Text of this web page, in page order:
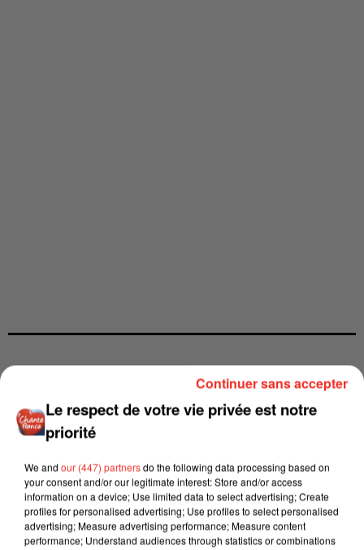
Le respect de votre vie privée est notre
priorité
We and our (447) partnersdo the following data processing based on
your consent and/or our legitimate interest: Store and/or access
information on a device; Use limited data to select advertising; Create
profiles for personalised advertising; Use profiles to select personalised
advertising; Measure advertising performance; Measure content
performance; Understand audiences through statistics or combinations
Continuer sans accepter